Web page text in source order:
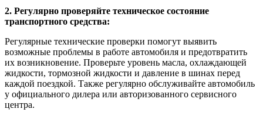
2. Регулярно проверяйте техническое состояние
транспортного средства:
Регулярные технические проверки помогут выявить
возможные проблемы в работе автомобиля и предотвратить
их возникновение. Проверьте уровень масла, охлаждающей
жидкости, тормозной жидкости и давление в шинах перед
каждой поездкой. Также регулярно обслуживайте автомобиль
у официального дилера или авторизованного сервисного
центра.